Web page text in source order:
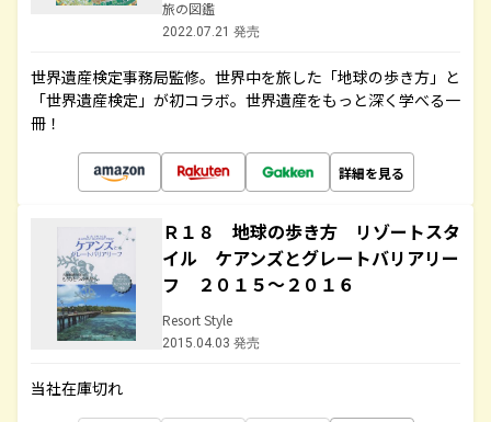
旅の図鑑
2022.07.21 発売
世界遺産検定事務局監修。世界中を旅した「地球の歩き方」と
「世界遺産検定」が初コラボ。世界遺産をもっと深く学べる一
冊！
詳細を見る
Ｒ１８ 地球の歩き方 リゾートスタ
イル ケアンズとグレートバリアリー
フ ２０１５～２０１６
Resort Style
2015.04.03 発売
当社在庫切れ